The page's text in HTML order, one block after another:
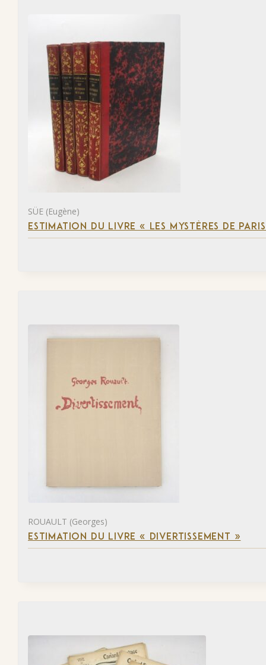
SÜE (Eugène)
ESTIMATION DU LIVRE « LES MYSTÈRES DE
ROUAULT (Georges)
ESTIMATION DU LIVRE « DIVERTISSEMENT »